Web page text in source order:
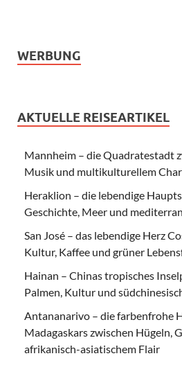
WERBUNG
AKTUELLE REISEARTIKEL
Mannheim – die Quadratestadt
Musik und multikulturellem
Heraklion – die lebendige
Geschichte, Meer und
San José – das lebendige Herz
Kultur, Kaffee und grüner
Hainan – Chinas tropisches
Palmen, Kultur und
Antananarivo – die farbenfrohe
Madagaskars zwischen Hügeln,
afrikanisch-asiatischem Flair